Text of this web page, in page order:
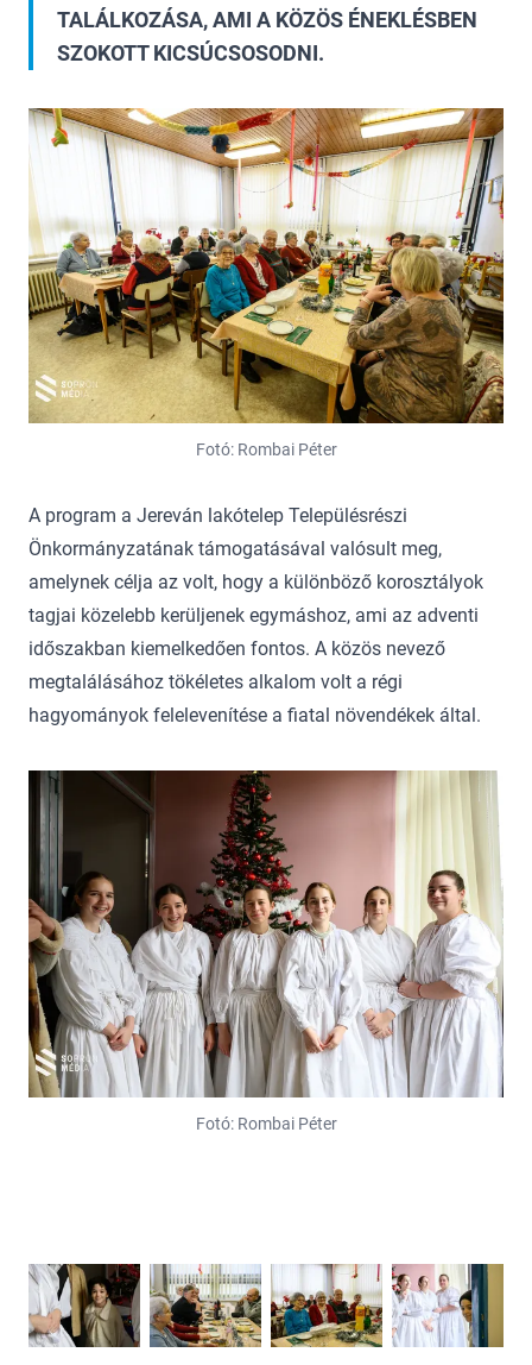
TALÁLKOZÁSA, AMI A KÖZÖS ÉNEKLÉSBEN
SZOKOTT KICSÚCSOSODNI.
Fotó: Rombai Péter
A program a Jereván lakótelep Településrészi
Önkormányzatának támogatásával valósult meg,
amelynek célja az volt, hogy a különböző korosztályok
tagjai közelebb kerüljenek egymáshoz, ami az adventi
időszakban kiemelkedően fontos. A közös nevező
megtalálásához tökéletes alkalom volt a régi
hagyományok felelevenítése a fiatal növendékek által.
Fotó: Rombai Péter